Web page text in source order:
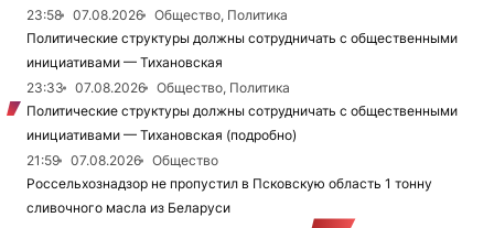
23:58
07.08.2026
Общество, Политика
Политические структуры должны сотрудничать с общественными
инициативами — Тихановская
23:33
07.08.2026
Общество, Политика
Политические структуры должны сотрудничать с общественными
инициативами — Тихановская (подробно)
21:59
07.08.2026
Общество
Россельхознадзор не пропустил в Псковскую область 1 тонну
сливочного масла из Беларуси